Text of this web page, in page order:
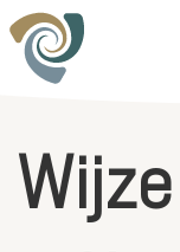
Wijze